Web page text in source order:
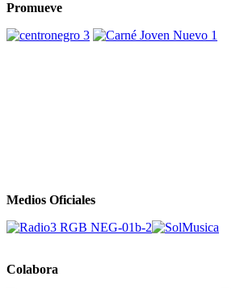
Promueve
Medios Oficiales
Colabora